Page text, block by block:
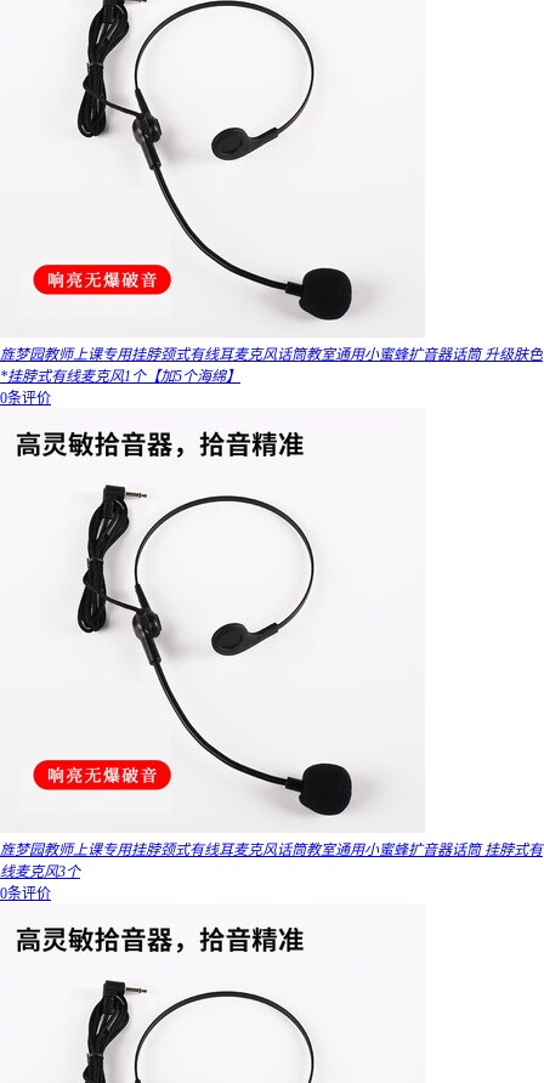
旌梦园教师上课专用挂脖颈式有线耳麦克风话筒教室通用小蜜蜂扩音器话筒 升级肤色
*挂脖式有线麦克风1个【加5个海绵】
0条评价
旌梦园教师上课专用挂脖颈式有线耳麦克风话筒教室通用小蜜蜂扩音器话筒 挂脖式有
线麦克风3个
0条评价